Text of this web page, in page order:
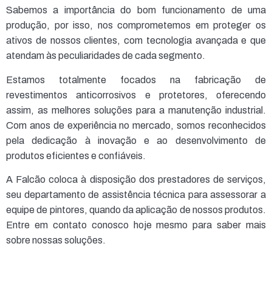
Sabemos a importância do bom funcionamento de uma
produção, por isso, nos comprometemos em proteger os
ativos de nossos clientes, com tecnologia avançada e que
atendam às peculiaridades de cada segmento.
Estamos totalmente focados na fabricação de
revestimentos anticorrosivos e protetores, oferecendo
assim, as melhores soluções para a manutenção industrial.
Com anos de experiência no mercado, somos reconhecidos
pela dedicação à inovação e ao desenvolvimento de
produtos eficientes e confiáveis.
A Falcão coloca à disposição dos prestadores de serviços,
seu departamento de assistência técnica para assessorar a
equipe de pintores, quando da aplicação de nossos produtos.
Entre em contato conosco hoje mesmo para saber mais
sobre nossas soluções.